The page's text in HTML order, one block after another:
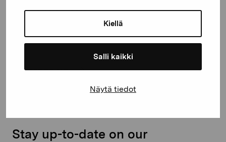
Kiellä
Salli kaikki
Näytä tiedot
+358 (0)50 371 6339
Contact us
Stay up-to-date on our